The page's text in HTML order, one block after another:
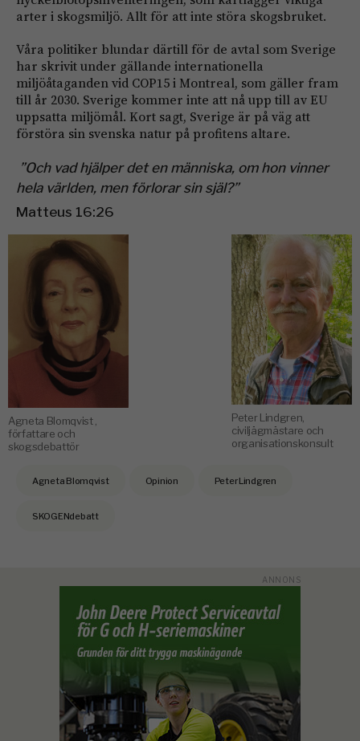
arter i skogsmiljö. Allt för att inte störa skogsbruket.
Våra politiker blundar därtill för de avtal som Sverige
har skrivit under gällande internationella
miljöåtaganden vid COP15 i Montreal, som gäller fram
till år 2030. Sverige kommer inte att nå upp till av EU
uppsatta miljömål. Kort sagt, Sverige är på väg att
förstöra sin svenska natur på profitens altare.
”Och vad hjälper det en människa, om hon vinner
hela världen, men förlorar sin själ?”
Matteus 16:26
Agneta Blomqvist ,
författare och
skogsdebattör
Peter Lindgren,
civiljägmästare och
organisationskonsult
Agneta Blomqvist Opinion Peter Lindgren
SKOGENdebatt